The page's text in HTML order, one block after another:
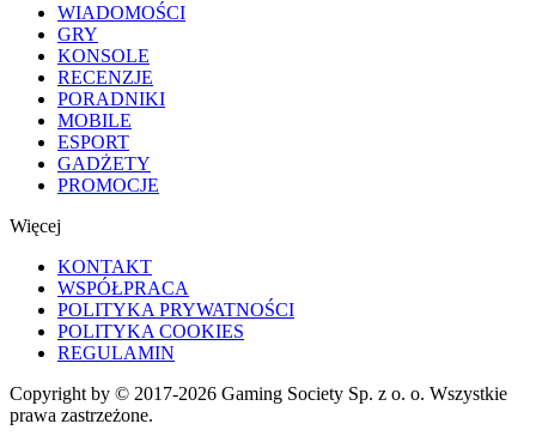
WIADOMOŚCI
GRY
KONSOLE
RECENZJE
PORADNIKI
MOBILE
ESPORT
GADŻETY
PROMOCJE
Więcej
KONTAKT
WSPÓŁPRACA
POLITYKA PRYWATNOŚCI
POLITYKA COOKIES
REGULAMIN
Copyright by © 2017-2026 Gaming Society Sp. z o. o. Wszystkie
prawa zastrzeżone.